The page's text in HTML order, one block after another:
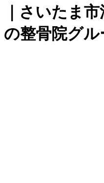
｜さいたま
の整骨院グル